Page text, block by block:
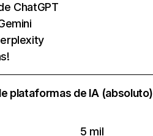
ChatGPT
plataformas de IA (absoluto)
5 mil